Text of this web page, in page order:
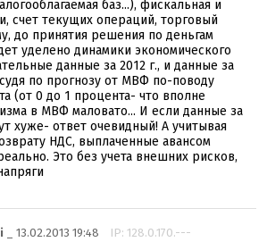
баз...), фискальная и
счет текущих операций, торговый
до принятия решения по деньгам
уделено динамики экономического
данные за 2012 г., и данные за
по прогнозу от МВФ по-поводу
(от 0 до 1 процента- что вполне
в МВФ маловато... И если данные за
хуже- ответ очевидный! А учитывая
НДС, выплаченные авансом
Это без учета внешних рисков,
_ 13.02.2013 19:48 IP: 128.0.170.---